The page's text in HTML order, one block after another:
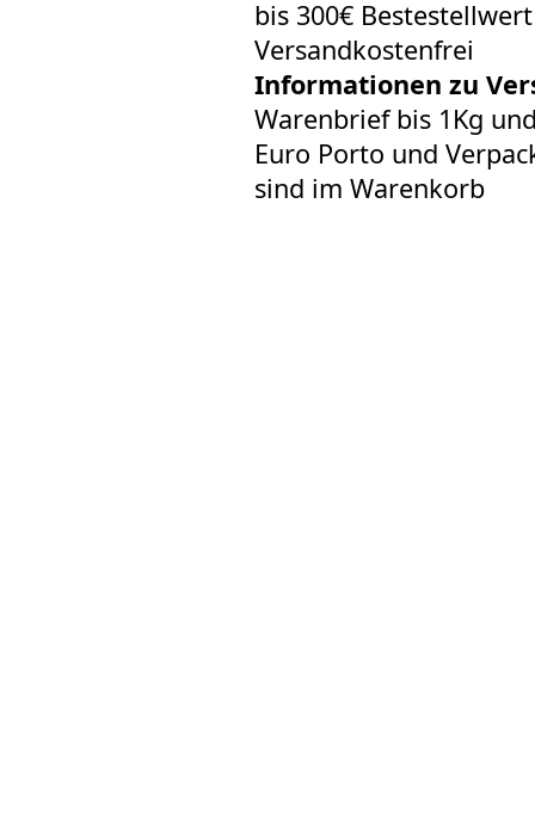
bis 300€
Versandkostenfrei
Informationen zu
Warenbrief bis 1Kg
Euro Porto und
sind im Warenkorb